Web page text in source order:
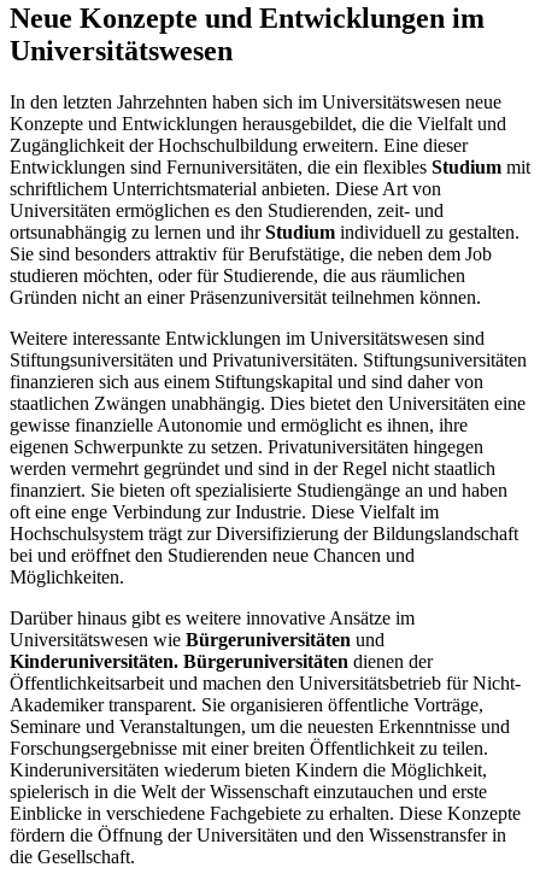
Neue Konzepte und Entwicklungen im
Universitätswesen
In den letzten Jahrzehnten haben sich im Universitätswesen neue
Konzepte und Entwicklungen herausgebildet, die die Vielfalt und
Zugänglichkeit der Hochschulbildung erweitern. Eine dieser
Entwicklungen sind Fernuniversitäten, die ein flexibles Studium mit
schriftlichem Unterrichtsmaterial anbieten. Diese Art von
Universitäten ermöglichen es den Studierenden, zeit- und
ortsunabhängig zu lernen und ihrStudium individuell zu gestalten.
Sie sind besonders attraktiv für Berufstätige, die neben dem Job
studieren möchten, oder für Studierende, die aus räumlichen
Gründen nicht an einer Präsenzuniversität teilnehmen können.
Weitere interessante Entwicklungen im Universitätswesen sind
Stiftungsuniversitäten und Privatuniversitäten. Stiftungsuniversitäten
finanzieren sich aus einem Stiftungskapital und sind daher von
staatlichen Zwängen unabhängig. Dies bietet den Universitäten eine
gewisse finanzielle Autonomie und ermöglicht es ihnen, ihre
eigenen Schwerpunkte zu setzen. Privatuniversitäten hingegen
werden vermehrt gegründet und sind in der Regel nicht staatlich
finanziert. Sie bieten oft spezialisierte Studiengänge an und haben
oft eine enge Verbindung zur Industrie. Diese Vielfalt im
Hochschulsystem trägt zur Diversifizierung der Bildungslandschaft
bei und eröffnet den Studierenden neue Chancen und
Möglichkeiten.
Darüber hinaus gibt es weitere innovative Ansätze im
Universitätswesen wie Bürgeruniversitäten und
Kinderuniversitäten. Bürgeruniversitäten dienen der
Öffentlichkeitsarbeit und machen den Universitätsbetrieb für Nicht-
Akademiker transparent. Sie organisieren öffentliche Vorträge,
Seminare und Veranstaltungen, um die neuesten Erkenntnisse und
Forschungsergebnisse mit einer breiten Öffentlichkeit zu teilen.
Kinderuniversitäten wiederum bieten Kindern die Möglichkeit,
spielerisch in die Welt der Wissenschaft einzutauchen und erste
Einblicke in verschiedene Fachgebiete zu erhalten. Diese Konzepte
fördern die Öffnung der Universitäten und den Wissenstransfer in
die Gesellschaft.